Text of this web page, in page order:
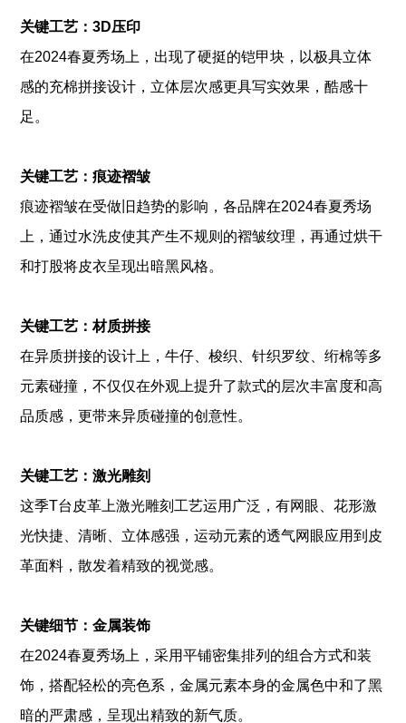
关键工艺：3D压印
在2024春夏秀场上，出现了硬挺的铠甲块，以极具⽴体
感的充棉拼接设计，⽴体层次感更具写实效果，酷感⼗
足。
关键工艺：痕迹褶皱
痕迹褶皱在受做旧趋势的影响，各品牌在2024春夏秀场
上，通过水洗皮使其产生不规则的褶皱纹理，再通过烘干
和打股将皮衣呈现出暗黑风格。
关键工艺：材质拼接
在异质拼接的设计上，牛仔、梭织、针织罗纹、绗棉等多
元素碰撞，不仅仅在外观上提升了款式的层次丰富度和高
品质感，更带来异质碰撞的创意性。
关键工艺：激光雕刻
这季T台皮革上激光雕刻工艺运用广泛，有网眼、花形激
光快捷、清晰、立体感强，运动元素的透气网眼应用到皮
革面料，散发着精致的视觉感。
关键细节：金属装饰
在2024春夏秀场上，采用平铺密集排列的组合方式和装
饰，搭配轻松的亮色系，金属元素本身的金属色中和了黑
暗的严肃感，呈现出精致的新气质。